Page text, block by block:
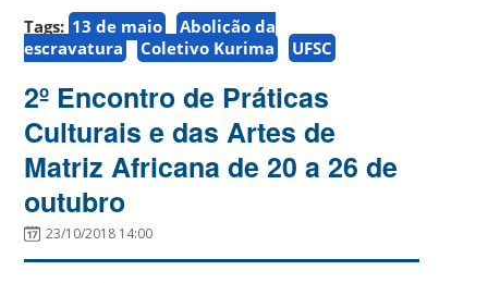
Tags: 13 de maio
Abolição da
escravatura
Coletivo Kurima UFSC
2º Encontro de Práticas
Culturais e das Artes de
Matriz Africana de 20 a 26 de
outubro
23/10/2018 14:00